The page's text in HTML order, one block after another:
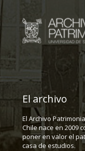
El archivo
El Archivo
Chile nace en 2009
poner en valor el
casa de estudios.